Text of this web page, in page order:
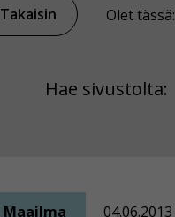
Takaisin Olet tässä:
Hae sivustolta:
Maailma 04.06.2013